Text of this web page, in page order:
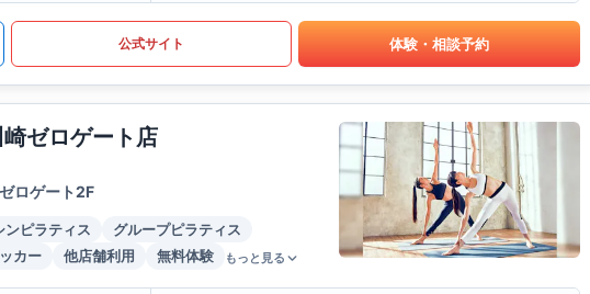
公式サイト 体験・相談予約
ゼロゲート店
ロゲート2F
ンピラティス
グループピラティス
カー 他店舗利用 無料体験 もっと見る